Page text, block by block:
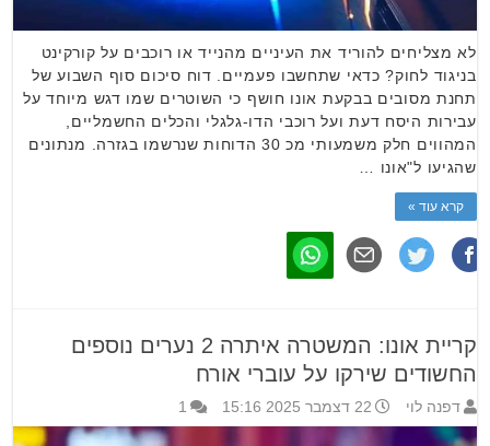
לא מצליחים להוריד את העיניים מהנייד או רוכבים על קורקינט
בניגוד לחוק? כדאי שתחשבו פעמיים. דוח סיכום סוף השבוע של
תחנת מסובים בבקעת אונו חושף כי השוטרים שמו דגש מיוחד על
עבירות היסח דעת ועל רוכבי הדו-גלגלי והכלים החשמליים,
המהווים חלק משמעותי מכ 30 הדוחות שנרשמו בגזרה. מנתונים
שהגיעו ל"אונו …
קרא עוד »
קריית אונו: המשטרה איתרה 2 נערים נוספים
החשודים שירקו על עוברי אורח
דפנה לוי 22 דצמבר 2025 15:16 1